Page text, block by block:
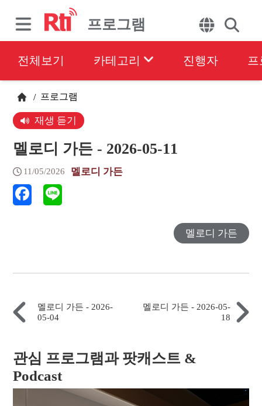
프로그램
전체보기 카테고리 진행자
/ 프로그램
재생 듣기
멜로디 가든 - 2026-05-11
11/05/2026 멜로디 가든
멜로디 가든
멜로디 가든 - 2026-
05-04
멜로디 가든 - 2026-05-
18
관심 프로그램과 팟캐스트 &
Podcast